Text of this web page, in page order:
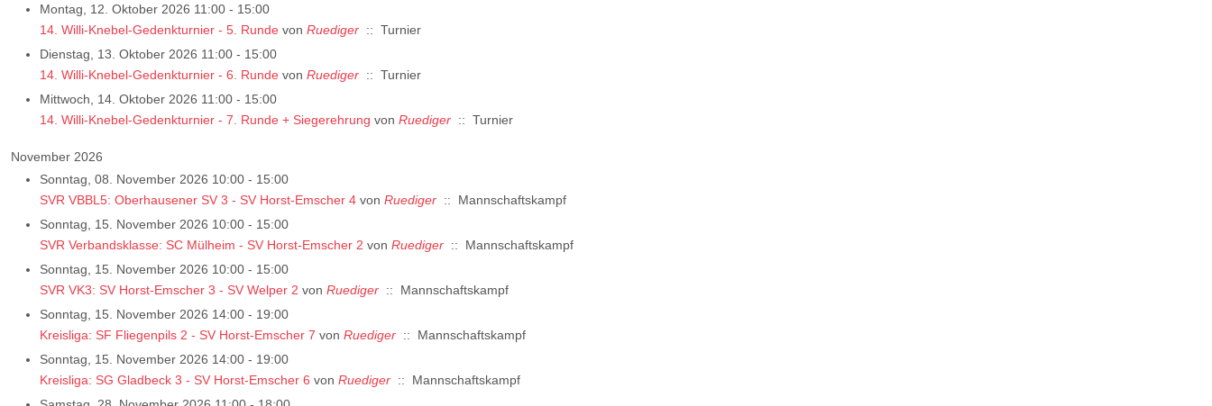
Montag, 12. Oktober 2026 11:00 - 15:00
14. Willi-Knebel-Gedenkturnier - 5. Runde von Ruediger :: Turnier
Dienstag, 13. Oktober 2026 11:00 - 15:00
14. Willi-Knebel-Gedenkturnier - 6. Runde von Ruediger :: Turnier
Mittwoch, 14. Oktober 2026 11:00 - 15:00
14. Willi-Knebel-Gedenkturnier - 7. Runde + Siegerehrung von Ruediger :: Turnier
November 2026
Sonntag, 08. November 2026 10:00 - 15:00
SVR VBBL5: Oberhausener SV 3 - SV Horst-Emscher 4 von Ruediger :: Mannschaftskampf
Sonntag, 15. November 2026 10:00 - 15:00
SVR Verbandsklasse: SC Mülheim - SV Horst-Emscher 2 von Ruediger :: Mannschaftskampf
Sonntag, 15. November 2026 10:00 - 15:00
SVR VK3: SV Horst-Emscher 3 - SV Welper 2 von Ruediger :: Mannschaftskampf
Sonntag, 15. November 2026 14:00 - 19:00
Kreisliga: SF Fliegenpils 2 - SV Horst-Emscher 7 von Ruediger :: Mannschaftskampf
Sonntag, 15. November 2026 14:00 - 19:00
Kreisliga: SG Gladbeck 3 - SV Horst-Emscher 6 von Ruediger :: Mannschaftskampf